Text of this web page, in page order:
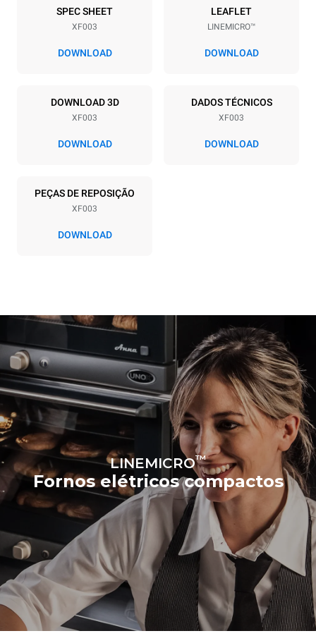
3 342x242
Distância entre as bandejas
220-240V 1~ 2,7 kW
SPEC SHEET
XF003
DOWNLOAD
LEAFLET
LINEMICRO™
DOWNLOAD
DOWNLOAD 3D
XF003
DOWNLOAD
DADOS TÉCNICOS
XF003
DOWNLOAD
PEÇAS DE REPOSIÇÃO
XF003
DOWNLOAD
LINEMICRO™
Fornos elétricos compactos